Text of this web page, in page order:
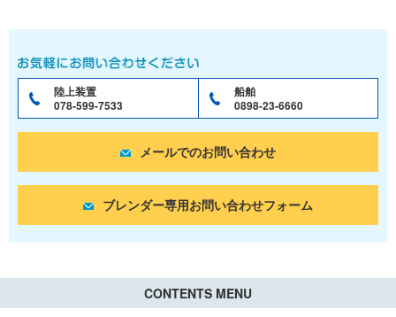
陸上装置
078-599-7533
船舶
0898-23-6660
メールでのお問い合わせ
ブレンダー専用お問い合わせフォーム
CONTENTS MENU